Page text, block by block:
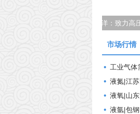
市场行情
工业气体
液氮|江
液氧|山
液氩|包